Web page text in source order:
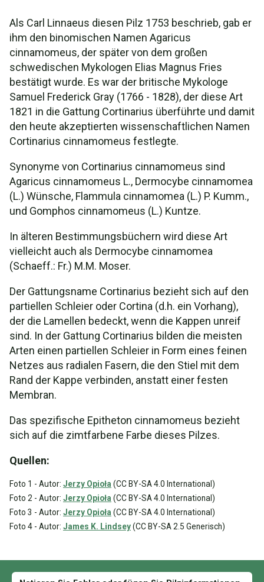
Als Carl Linnaeus diesen Pilz 1753 beschrieb, gab er
ihm den binomischen Namen Agaricus
cinnamomeus, der später von dem großen
schwedischen Mykologen Elias Magnus Fries
bestätigt wurde. Es war der britische Mykologe
Samuel Frederick Gray (1766 - 1828), der diese Art
1821 in die Gattung Cortinarius überführte und damit
den heute akzeptierten wissenschaftlichen Namen
Cortinarius cinnamomeus festlegte.
Synonyme von Cortinarius cinnamomeus sind
Agaricus cinnamomeus L., Dermocybe cinnamomea
(L.) Wünsche, Flammula cinnamomea (L.) P. Kumm.,
und Gomphos cinnamomeus (L.) Kuntze.
In älteren Bestimmungsbüchern wird diese Art
vielleicht auch als Dermocybe cinnamomea
(Schaeff.: Fr.) M.M. Moser.
Der Gattungsname Cortinarius bezieht sich auf den
partiellen Schleier oder Cortina (d.h. ein Vorhang),
der die Lamellen bedeckt, wenn die Kappen unreif
sind. In der Gattung Cortinarius bilden die meisten
Arten einen partiellen Schleier in Form eines feinen
Netzes aus radialen Fasern, die den Stiel mit dem
Rand der Kappe verbinden, anstatt einer festen
Membran.
Das spezifische Epitheton cinnamomeus bezieht
sich auf die zimtfarbene Farbe dieses Pilzes.
Quellen:
Foto 1 - Autor: Jerzy Opioła (CC BY-SA 4.0 International)
Foto 2 - Autor: Jerzy Opioła (CC BY-SA 4.0 International)
Foto 3 - Autor: Jerzy Opioła (CC BY-SA 4.0 International)
Foto 4 - Autor: James K. Lindsey(CC BY-SA 2.5 Generisch)